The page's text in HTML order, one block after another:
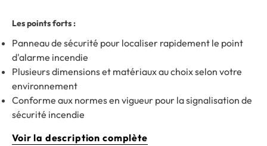
Les points forts :
Panneau de sécurité pour localiser rapidement le point
d'alarme incendie
Plusieurs dimensions et matériaux au choix selon votre
environnement
Conforme aux normes en vigueur pour la signalisation de
sécurité incendie
Voir la description complète